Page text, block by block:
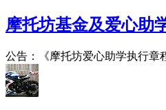
摩托坊基金及爱心助
公告：《摩托坊爱心助学执行章